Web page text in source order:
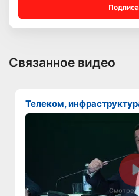
Связанное видео
Телеком,